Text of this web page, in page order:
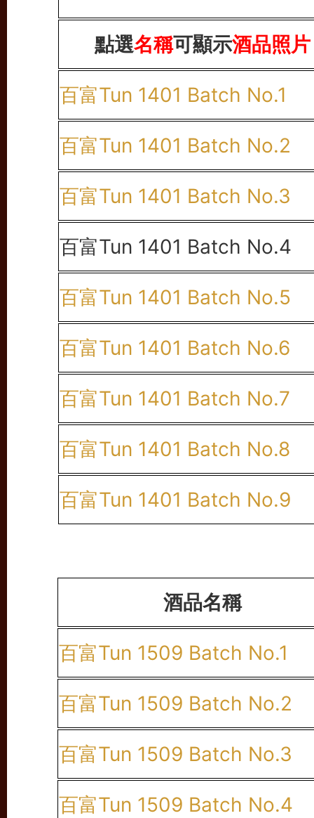
點選名稱可顯示酒品照片
百富Tun 1401 Batch No.1
百富Tun 1401 Batch No.2
百富Tun 1401 Batch No.3
百富Tun 1401 Batch No.4
百富Tun 1401 Batch No.5
百富Tun 1401 Batch No.6
百富Tun 1401 Batch No.7
百富Tun 1401 Batch No.8
百富Tun 1401 Batch No.9
酒品名稱
百富Tun 1509 Batch No.1
百富Tun 1509 Batch No.2
百富Tun 1509 Batch No.3
百富Tun 1509 Batch No.4